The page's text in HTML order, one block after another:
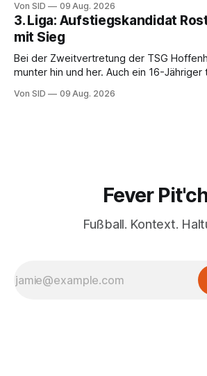
Von SID 09 Aug. 2026
3. Liga: Aufstiegskandidat
mit Sieg
Bei der Zweitvertretung der TSG
munter hin und her. Auch ein 16-Jähriger
Von SID 09 Aug. 2026
Fever
Fußball. Kontext.